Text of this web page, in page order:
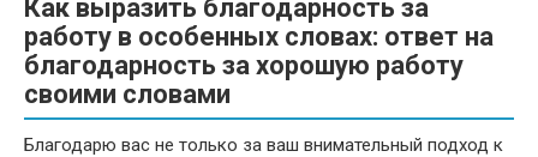
Как выразить благодарность за
работу в особенных словах: ответ на
благодарность за хорошую работу
своими словами
Благодарю вас не только за ваш внимательный подход к